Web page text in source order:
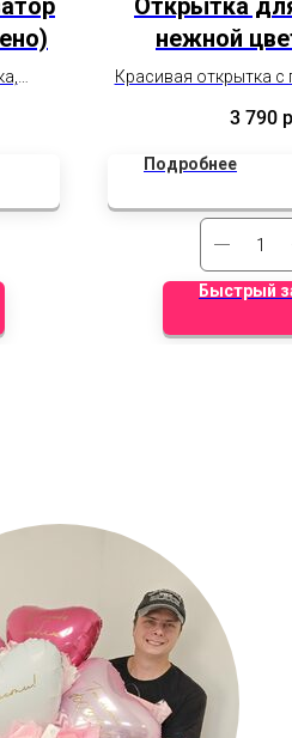
Открытка
нежной
Красивая открытка с
3 790
Подробнее
Быстрый